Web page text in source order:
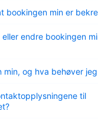
bookingen min er
endre bookingen
min, og hva behøver
til